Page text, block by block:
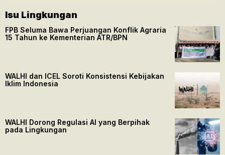
Isu Lingkungan
FPB Seluma Bawa Perjuangan Konflik Agraria
15 Tahun ke Kementerian ATR/BPN
WALHI dan ICEL Soroti Konsistensi Kebijakan
Iklim Indonesia
WALHI Dorong Regulasi AI yang Berpihak
pada Lingkungan